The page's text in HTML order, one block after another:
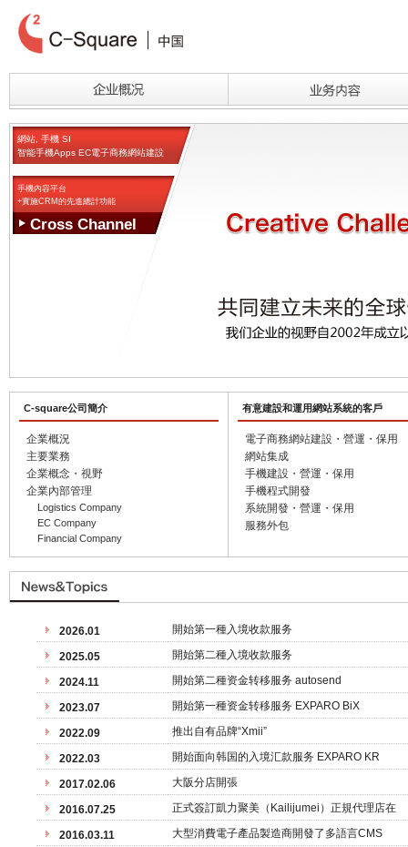
網站, 手機 SI
智能手機Apps EC電子商務網站建設
手機內容平台
+實施CRM的先進總計功能
Cross Channel
C-square公司簡介
企業概況
主要業務
企業概念・視野
企業內部管理
Logistics Company
EC Company
Financial Company
有意建設和運用網站系統的客戶
電子商務網站建設・營運・保用
網站集成
手機建設・營運・保用
手機程式開發
系統開發・營運・保用
服務外包
2026.01 開始第一種入境收款服务
2025.05 開始第二種入境收款服务
2024.11 開始第二種资金转移服务 autosend
2023.07 開始第一種资金转移服务 EXPARO BiX
2022.09 推出自有品牌“Xmii”
2022.03 開始面向韩国的入境汇款服务 EXPARO KR
2017.02.06 大阪分店開張
2016.07.25 正式簽訂凱力聚美（Kailijumei）正規代理店在
2016.03.11 大型消費電子產品製造商開發了多語言CMS